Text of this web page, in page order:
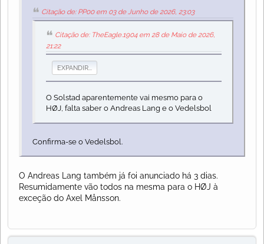
Citação de: PP00 em 03 de Junho de 2026, 23:03
Citação de: TheEagle.1904 em 28 de Maio de 2026,
21:22
EXPANDIR...
O Solstad aparentemente vai mesmo para o
HØJ, falta saber o Andreas Lang e o Vedelsbol
Confirma-se o Vedelsbol.
O Andreas Lang também já foi anunciado há 3 dias.
Resumidamente vão todos na mesma para o HØJ à
exceção do Axel Månsson.